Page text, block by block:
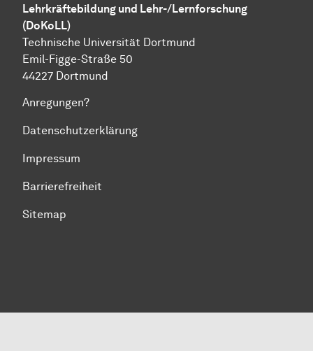
Lehrkräftebildung und Lehr-/Lernforschung
(DoKoLL)
Technische Universität Dortmund
Emil-Figge-Straße 50
44227 Dortmund
Anregungen?
Datenschutzerklärung
Impressum
Barrierefreiheit
Sitemap